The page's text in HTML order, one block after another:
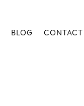
BLOG CONTACT